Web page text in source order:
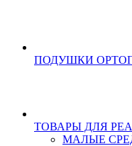
ПОДУШКИ
ТОВАРЫ ДЛЯ
МАЛЫЕ